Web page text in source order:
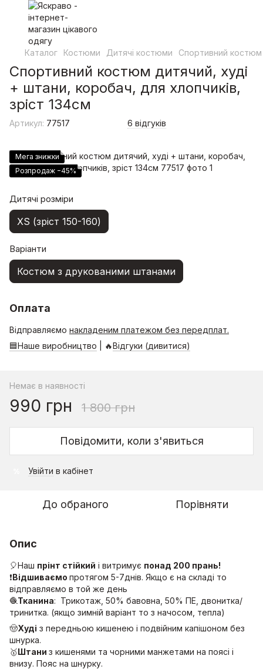
Каталог Костюми Дитячі костюми Спортивний костюм
Спортивний костюм дитячий, худі
+ штани, коробач, для хлопчиків,
зріст 134см
Артикул: 77517 6 відгуків
Мега знижки
Розпродаж −45%
Дитячі розміри
XS (зріст 150-160)
Варіанти
Костюм з друкованими штанами
Оплата
Відправляємо накладеним платежом без передплат.
🟦Наше виробництво | 🔥Відгуки (дивитися)
Немає в наявності
990 грн 1 800 грн
Повідомити, коли з'явиться
Увійти в кабінет
До обраного Порівняти
Опис
🎈Наш прінт стійкий і витримує понад 200 прань!
❗️Відшиваємо протягом 5-7днів. Якщо є на складі то
відправляємо в той же день
🧶Тканина: Трикотаж, 50% бавовна, 50% ПЕ, двонитка/
тринитка. (якщо зимній варіант то з начосом, тепла)
🤠Худі з передньою кишенею і подвійним капішоном без
шнурка.
🥇Штани з кишенями та чорними манжетами на поясі і
внизу. Пояс на шнурку.